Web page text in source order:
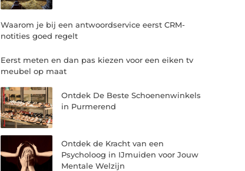
Waarom je bij een antwoordservice eerst CRM-
notities goed regelt
Eerst meten en dan pas kiezen voor een eiken tv
meubel op maat
Ontdek De Beste Schoenenwinkels
in Purmerend
Ontdek de Kracht van een
Psycholoog in IJmuiden voor Jouw
Mentale Welzijn